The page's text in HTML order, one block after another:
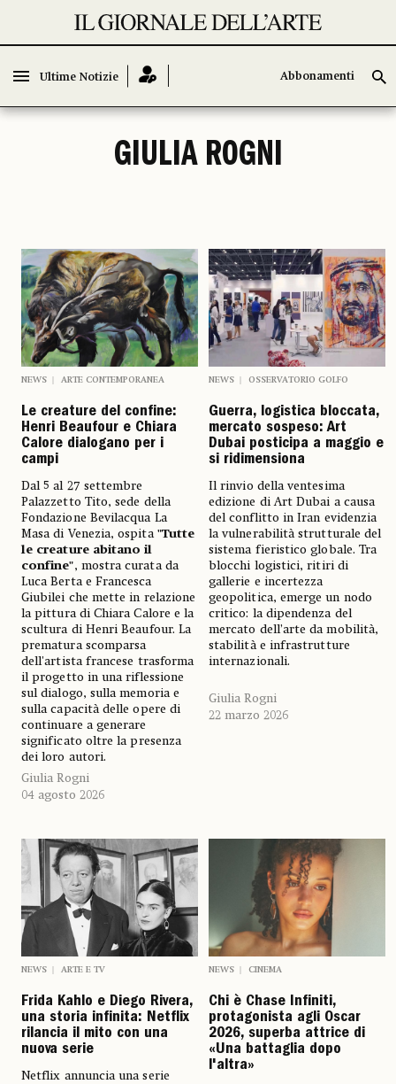
Ultime Notizie Abbonamenti
Ultime Notizie Abbonamenti
GIULIA ROGNI
NEWS ARTE CONTEMPORANEA
Le creature del confine:
Henri Beaufour e Chiara
Calore dialogano per i
campi
Dal 5 al 27 settembre
Palazzetto Tito, sede della
Fondazione Bevilacqua La
Masa di Venezia, ospita "Tutte
le creature abitano il
confine", mostra curata da
Luca Berta e Francesca
Giubilei che mette in relazione
la pittura di Chiara Calore e la
scultura di Henri Beaufour. La
prematura scomparsa
dell'artista francese trasforma
il progetto in una riflessione
sul dialogo, sulla memoria e
sulla capacità delle opere di
continuare a generare
significato oltre la presenza
dei loro autori.
Giulia Rogni
04 agosto 2026
NEWS OSSERVATORIO GOLFO
Guerra, logistica bloccata,
mercato sospeso: Art
Dubai posticipa a maggio e
si ridimensiona
Il rinvio della ventesima
edizione di Art Dubai a causa
del conflitto in Iran evidenzia
la vulnerabilità strutturale del
sistema fieristico globale. Tra
blocchi logistici, ritiri di
gallerie e incertezza
geopolitica, emerge un nodo
critico: la dipendenza del
mercato dell’arte da mobilità,
stabilità e infrastrutture
internazionali.
Giulia Rogni
22 marzo 2026
NEWS ARTE E TV
Frida Kahlo e Diego Rivera,
una storia infinita: Netflix
rilancia il mito con una
nuova serie
Netflix annuncia una serie
NEWS CINEMA
Chi è Chase Infiniti,
protagonista agli Oscar
2026, superba attrice di
«Una battaglia dopo
l'altra»